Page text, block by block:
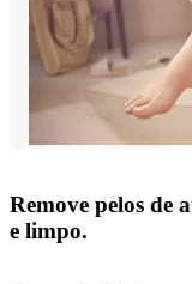
Remove pelos de
e limpo.